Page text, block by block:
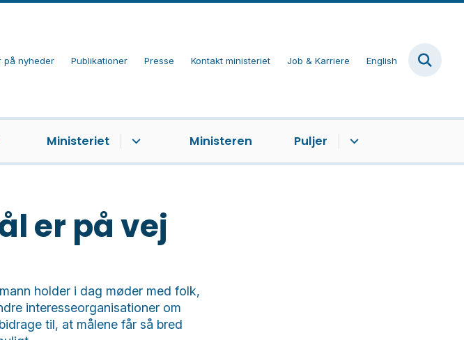
på nyheder Publikationer Presse Kontakt ministeriet Job & Karriere English
Ministeriet Ministeren Puljer
er på vej
holder i dag møder med folk,
interesseorganisationer om
til, at målene får så bred